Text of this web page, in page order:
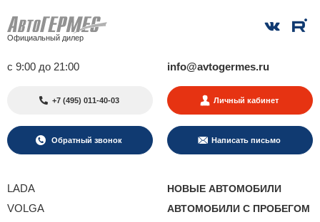
Официальный дилер
с 9:00 до 21:00 info@avtogermes.ru
+7 (495) 011-40-03 Личный кабинет
Обратный звонок Написать письмо
LADA
VOLGA
НОВЫЕ АВТОМОБИЛИ
АВТОМОБИЛИ С ПРОБЕГОМ